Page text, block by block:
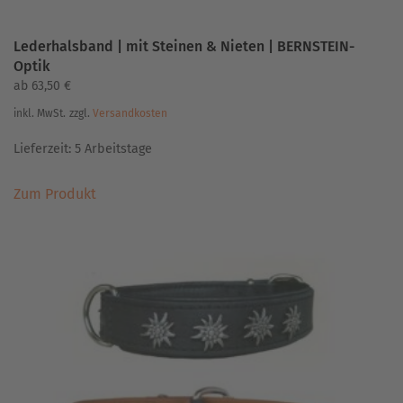
Lederhalsband | mit Steinen & Nieten | BERNSTEIN-
Optik
ab 63,50 €
inkl. MwSt. zzgl. Versandkosten
Lieferzeit: 5 Arbeitstage
Zum ProduktProdukt
auf.
Optionen
können